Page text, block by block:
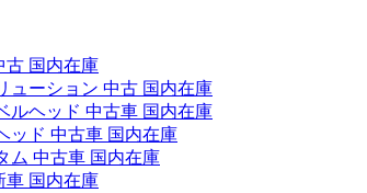
古 国内在庫
ューション 中古 国内在庫
ルヘッド 中古車 国内在庫
ッド 中古車 国内在庫
ム 中古車 国内在庫
車 国内在庫